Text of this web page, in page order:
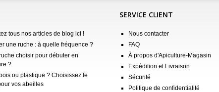
tous nos articles de blog ici !
une ruche : à quelle fréquence ?
choisir pour débuter en
?
ou plastique ? Choisissez le
vos abeilles
SERVICE CLIENT
Nous contacter
FAQ
À propos d'Apiculture-Magasin
Expédition et Livraison
Sécurité
Politique de confidentialité